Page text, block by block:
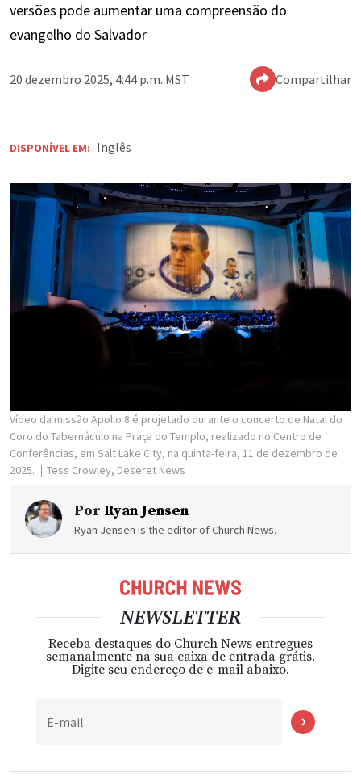
versões pode aumentar uma compreensão do
evangelho do Salvador
20 dezembro 2025, 4:44 p.m. MST Compartilhar
DISPONÍVEL EM: Inglês
Vídeo da missão Apollo 8 é projetado durante o concerto de Natal do
Coro do Tabernáculo na Praça do Templo, realizado no Centro de
Conferências, em Salt Lake City, na quinta-feira, 11 de dezembro de
2025.
Tess Crowley, Deseret News
Por Ryan Jensen
Ryan Jensen is the editor of Church News.
NEWSLETTER
Receba destaques do Church News entregues
semanalmente na sua caixa de entrada grátis.
Digite seu endereço de e-mail abaixo.
E-mail